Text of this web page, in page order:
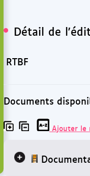
Détail de
RTBF
Documents
Ajouter le